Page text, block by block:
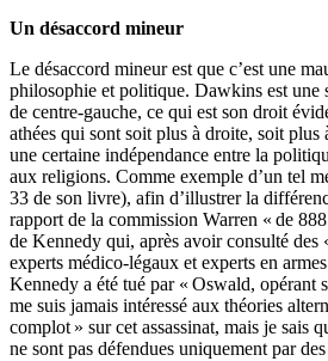
Un désaccord mineur
Le désaccord mineur est que c’est une
philosophie et politique. Dawkins est une
de centre-gauche, ce qui est son droit
athées qui sont soit plus à droite, soit plus
une certaine indépendance entre la
aux religions. Comme exemple d’un tel
33 de son livre), afin d’illustrer la
rapport de la commission Warren « de 888
de Kennedy qui, après avoir consulté des
experts médico-légaux et experts en
Kennedy a été tué par « Oswald, opérant
me suis jamais intéressé aux théories
complot » sur cet assassinat, mais je sais
ne sont pas défendues uniquement par